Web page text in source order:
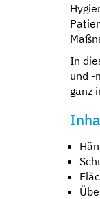
In
und -
ganz